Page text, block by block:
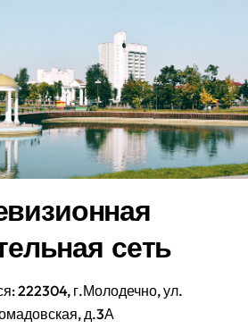
сеть
222304, г.Молодечно, ул.
д.3А